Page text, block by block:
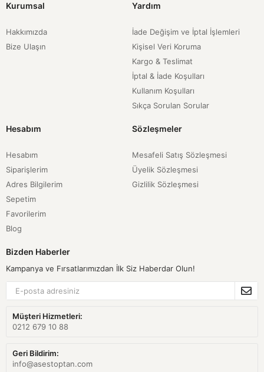
Kurumsal
Hakkımızda
Bize Ulaşın
Yardım
İade Değişim ve İptal İşlemleri
Kişisel Veri Koruma
Kargo & Teslimat
İptal & İade Koşulları
Kullanım Koşulları
Sıkça Sorulan Sorular
Hesabım
Hesabım
Siparişlerim
Adres Bilgilerim
Sepetim
Favorilerim
Blog
Sözleşmeler
Mesafeli Satış Sözleşmesi
Üyelik Sözleşmesi
Gizlilik Sözleşmesi
Bizden Haberler
Kampanya ve Fırsatlarımızdan İlk Siz Haberdar Olun!
Müşteri Hizmetleri:
0212 679 10 88
Geri Bildirim:
info@asestoptan.com